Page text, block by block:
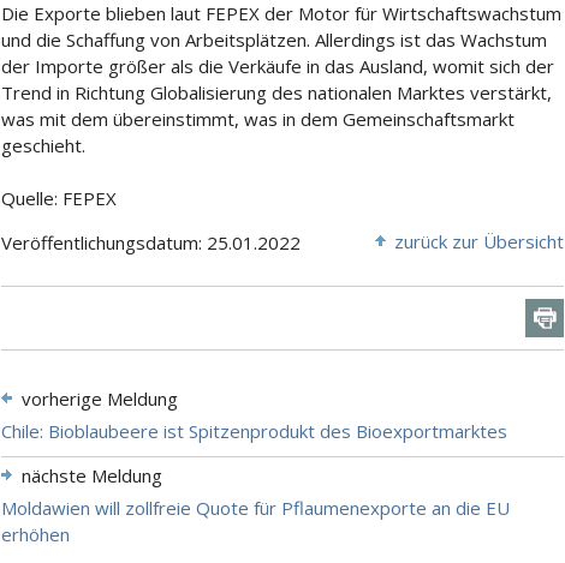
Die Exporte blieben laut FEPEX der Motor für Wirtschaftswachstum
und die Schaffung von Arbeitsplätzen. Allerdings ist das Wachstum
der Importe größer als die Verkäufe in das Ausland, womit sich der
Trend in Richtung Globalisierung des nationalen Marktes verstärkt,
was mit dem übereinstimmt, was in dem Gemeinschaftsmarkt
geschieht.
Quelle: FEPEX
Veröffentlichungsdatum: 25.01.2022
zurück zur Übersicht
vorherige Meldung
Chile: Bioblaubeere ist Spitzenprodukt des Bioexportmarktes
nächste Meldung
Moldawien will zollfreie Quote für Pflaumenexporte an die EU
erhöhen